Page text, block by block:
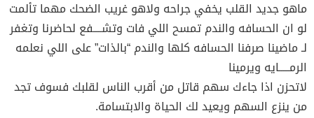
ماهو جديد القلب يخفي جراحه ولاهو غريب الضحك مهما تألمت
لو ان الحسافه والندم تمسح اللي فات وتشــــفع لحاضرنا وتغفر
لـ ماضينا صرفنا الحسافه كلها والندم “بالذات” على اللي نعلمه
الرمـــــايه ويرمينا
لاتحزن اذا جاءك سهم قاتل من أقرب الناس لقلبك فسوف تجد
من ينزع السهم ويعيد لك الحياة والابتسامة.